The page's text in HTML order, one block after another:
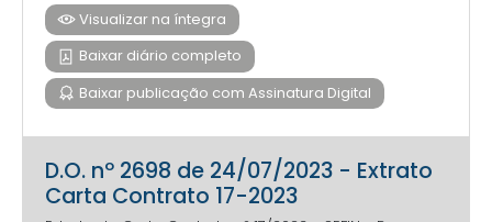
Visualizar na íntegra
Baixar diário completo
Baixar publicação com Assinatura Digital
D.O. nº 2698 de 24/07/2023 - Extrato
Carta Contrato 17-2023